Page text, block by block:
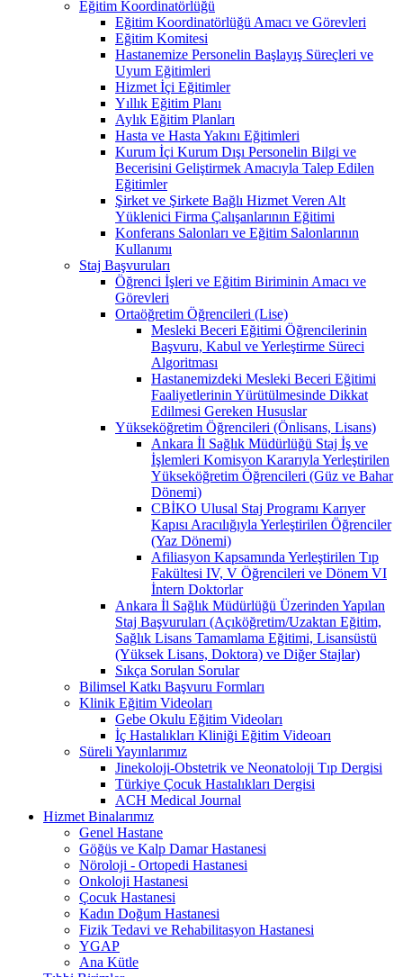
Eğitim Koordinatörlüğü
Eğitim Koordinatörlüğü Amacı ve Görevleri
Eğitim Komitesi
Hastanemize Personelin Başlayış Süreçleri ve
Uyum Eğitimleri
Hizmet İçi Eğitimler
Yıllık Eğitim Planı
Aylık Eğitim Planları
Hasta ve Hasta Yakını Eğitimleri
Kurum İçi Kurum Dışı Personelin Bilgi ve
Becerisini Geliştirmek Amacıyla Talep Edilen
Eğitimler
Şirket ve Şirkete Bağlı Hizmet Veren Alt
Yüklenici Firma Çalışanlarının Eğitimi
Konferans Salonları ve Eğitim Salonlarının
Kullanımı
Staj Başvuruları
Öğrenci İşleri ve Eğitim Biriminin Amacı ve
Görevleri
Ortaöğretim Öğrencileri (Lise)
Mesleki Beceri Eğitimi Öğrencilerinin
Başvuru, Kabul ve Yerleştirme Süreci
Algoritması
Hastanemizdeki Mesleki Beceri Eğitimi
Faaliyetlerinin Yürütülmesinde Dikkat
Edilmesi Gereken Hususlar
Yükseköğretim Öğrencileri (Önlisans, Lisans)
Ankara İl Sağlık Müdürlüğü Staj İş ve
İşlemleri Komisyon Kararıyla Yerleştirilen
Yükseköğretim Öğrencileri (Güz ve Bahar
Dönemi)
CBİKO Ulusal Staj Programı Karıyer
Kapısı Aracılığıyla Yerleştirilen Öğrenciler
(Yaz Dönemi)
Afiliasyon Kapsamında Yerleştirilen Tıp
Fakültesi IV, V Öğrencileri ve Dönem VI
İntern Doktorlar
Ankara İl Sağlık Müdürlüğü Üzerinden Yapılan
Staj Başvuruları (Açıköğretim/Uzaktan Eğitim,
Sağlık Lisans Tamamlama Eğitimi, Lisansüstü
(Yüksek Lisans, Doktora) ve Diğer Stajlar)
Sıkça Sorulan Sorular
Bilimsel Katkı Başvuru Formları
Klinik Eğitim Videoları
Gebe Okulu Eğitim Videoları
İç Hastalıkları Kliniği Eğitim Videoarı
Süreli Yayınlarımız
Jinekoloji-Obstetrik ve Neonatoloji Tıp Dergisi
Türkiye Çocuk Hastalıkları Dergisi
ACH Medical Journal
Hizmet Binalarımız
Genel Hastane
Göğüs ve Kalp Damar Hastanesi
Nöroloji - Ortopedi Hastanesi
Onkoloji Hastanesi
Çocuk Hastanesi
Kadın Doğum Hastanesi
Fizik Tedavi ve Rehabilitasyon Hastanesi
YGAP
Ana Kütle